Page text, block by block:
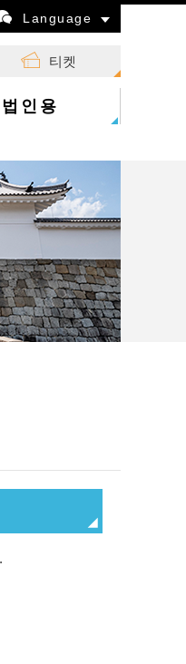
Language
법인용
티켓